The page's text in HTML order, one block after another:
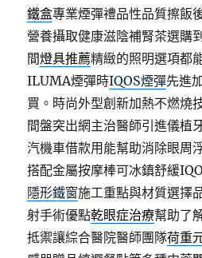
鐵盒專業煙彈禮品性品質擦飯
營養攝取健康滋陰補腎茶選購
間燈具推薦精緻的照明選項都
ILUMA煙彈時IQOS煙彈先進
買。時尚外型創新加熱不燃燒
間盤突出網主治醫師引進儀植
汽機車借款用能幫助消除眼周
搭配金屬按摩棒可冰鎮舒緩
隱形鐵窗施工重點與材質選擇
射手術優點乾眼症治療幫助了
抵禦讓綜合醫院醫師團隊荷重